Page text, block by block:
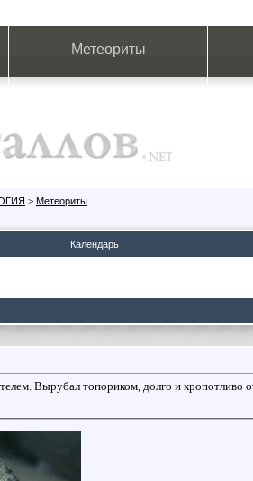
Метеориты
> Метеориты
Календарь
Вырубал топориком, долго и